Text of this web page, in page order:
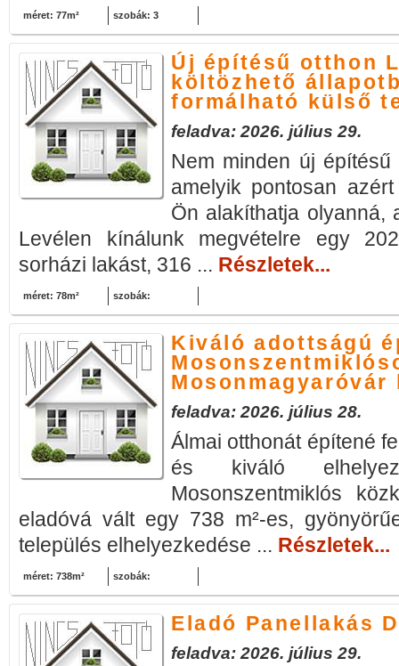
méret: 77m² szobák: 3
Új építésű otthon
költözhető
formálható külső
feladva: 2026. július 29.
Nem minden új
amelyik pontosan
Ön alakíthatja olyanná,
Levélen kínálunk megvételre egy
sorházi lakást, 316 ... Részletek...
méret: 78m² szobák:
Kiváló adottságú
feladva: 2026. július 28.
Álmai otthonát építené
és kiváló
Mosonszentmiklós
eladóvá vált egy 738 m²-es,
település elhelyezkedése ... Részletek...
méret: 738m² szobák:
Eladó Panellakás
feladva: 2026. július 29.